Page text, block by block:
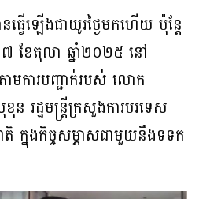
វើឡើងជាយូរថ្ងៃមកហើយ ប៉ុន្តែ
ខែតុលា ឆ្នាំ២០២៥ នៅ
មការបញ្ជាក់របស់ លោក
ន រដ្ឋមន្រ្តីក្រសួងការបរទេស
តិ ក្នុងកិច្ចសម្ភាសជាមួយនឹងទទក